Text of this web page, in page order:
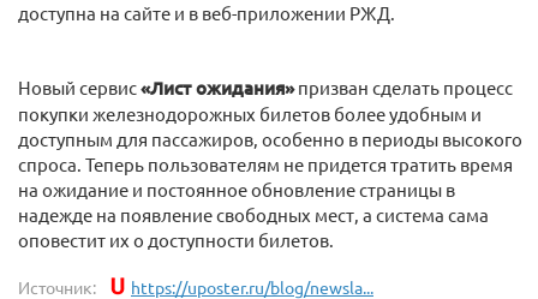
доступна на сайте и в веб-приложении РЖД.
Новый сервис«Лист ожидания»призван сделать процесс
покупки железнодорожных билетов более удобным и
доступным для пассажиров, особенно в периоды высокого
спроса. Теперь пользователям не придется тратить время
на ожидание и постоянное обновление страницы в
надежде на появление свободных мест, а система сама
оповестит их о доступности билетов.
Источник: https://uposter.ru/blog/newsla...